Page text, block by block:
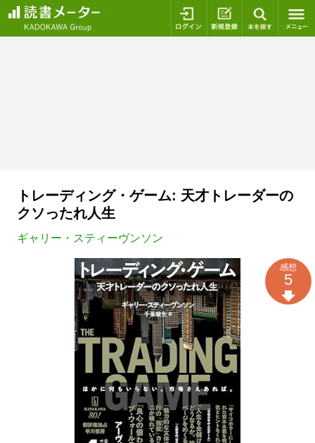
ログイン 新規登録
トレーディング・ゲーム: 天才トレーダーの
クソったれ人生
ギャリー・スティーヴンソン
感想
5